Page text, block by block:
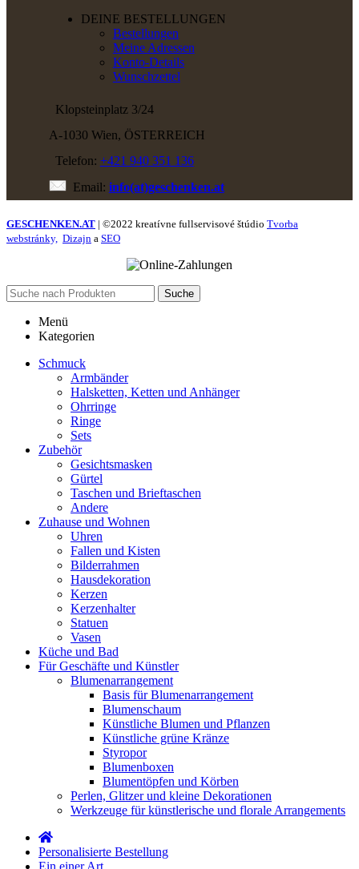
DEINE BESTELLUNGEN
Bestellungen
Meine Adressen
Konto-Details
Wunschzettel
Klopsteinplatz 3/24
A-1030 Wien, ÖSTERREICH
Telefon: +421 940 351 136
Email: info(at)geschenken.at
GESCHENKEN.AT | ©2022 kreatívne fullservisové štúdio Tvorba
webstránky, Dizajn a SEO
Suche
Menü
Kategorien
Schmuck
Armbänder
Halsketten, Ketten und Anhänger
Ohrringe
Ringe
Sets
Zubehör
Gesichtsmasken
Gürtel
Taschen und Brieftaschen
Andere
Zuhause und Wohnen
Uhren
Fallen und Kisten
Bilderrahmen
Hausdekoration
Kerzen
Kerzenhalter
Statuen
Vasen
Küche und Bad
Für Geschäfte und Künstler
Blumenarrangement
Basis für Blumenarrangement
Blumenschaum
Künstliche Blumen und Pflanzen
Künstliche grüne Kränze
Styropor
Blumenboxen
Blumentöpfen und Körben
Perlen, Glitzer und kleine Dekorationen
Werkzeuge für künstlerische und florale Arrangements
Personalisierte Bestellung